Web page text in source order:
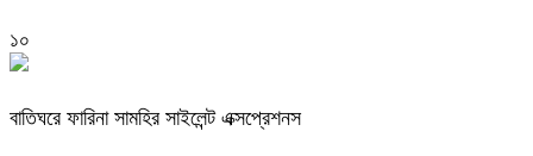
১০
বাতিঘরে ফারিনা সামহির সাইলেন্ট এক্সপ্রেশনস